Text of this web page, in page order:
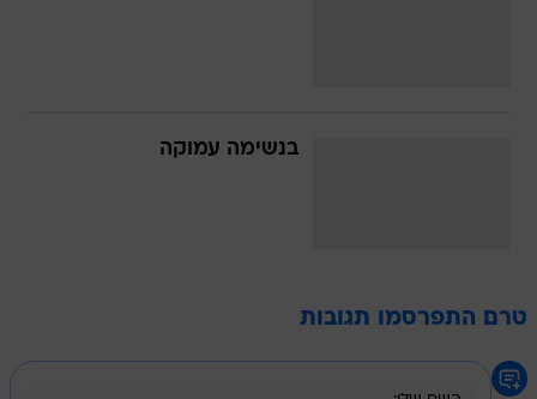
בנשימה עמוקה
טרם התפרסמו תגובות